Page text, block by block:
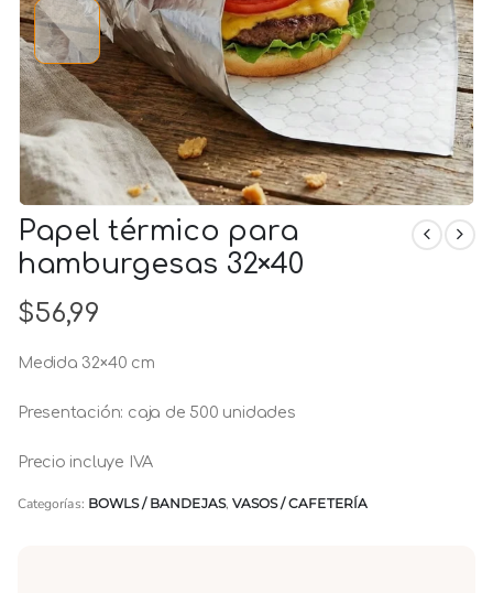
Papel térmico para
hamburgesas 32×40
$56,99
Medida 32×40 cm
Presentación: caja de 500 unidades
Precio incluye IVA
Categorías: BOWLS / BANDEJAS, VASOS / CAFETERÍA